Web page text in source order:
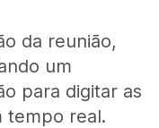
da reunião,
um
para digitar as
tempo real.